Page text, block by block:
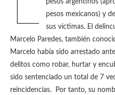
pesos argentinos
pesos mexicanos) y
sus víctimas. El
Marcelo Paredes, también
Marcelo había sido arrestado
delitos como robar, hurtar y
sido sentenciado un total de 7
reincidencias. Por tanto, su